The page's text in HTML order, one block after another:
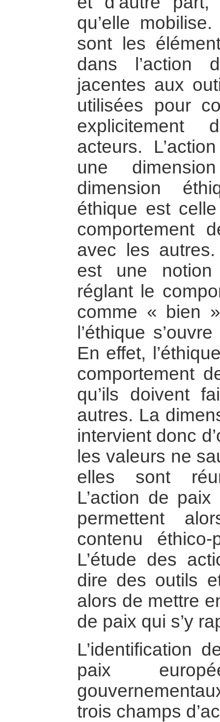
qu’elle
sont les
dans l’action
jacentes aux
utilisées pour
explicitement
acteurs.
une
dimension
éthique est
comportement
avec les
est une
réglant le
comme « bien
l’éthique
En effet,
comportement
qu’ils doivent
autres. La
intervient donc
les valeurs ne
elles sont
L’action de
permettent
contenu
L’étude des
dire des outils
alors de mettre
de paix qui s’y
L’identification
paix
trois champs